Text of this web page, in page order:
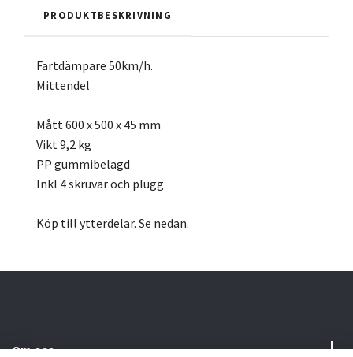
PRODUKTBESKRIVNING
Fartdämpare 50km/h.
Mittendel
Mått 600 x 500 x 45 mm
Vikt 9,2 kg
PP gummibelagd
Inkl 4 skruvar och plugg
Köp till ytterdelar. Se nedan.
Om oss